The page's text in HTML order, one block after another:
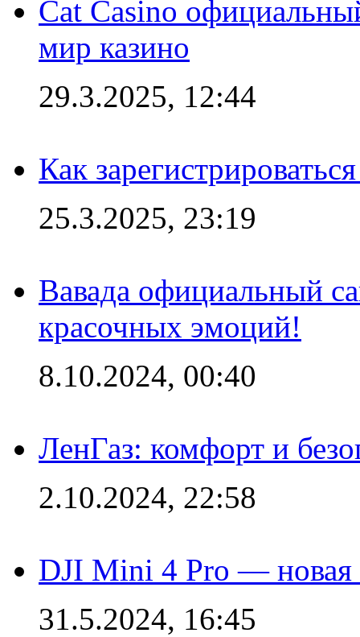
Cat Casino
мир казино
29.3.2025, 12:44
Как
25.3.2025, 23:19
Вавада официальный
красочных эмоций!
8.10.2024, 00:40
ЛенГаз: комфорт и
2.10.2024, 22:58
DJI Mini 4 Pro — новая
31.5.2024, 16:45